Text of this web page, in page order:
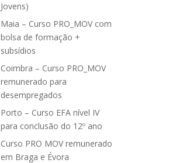
Jovens)
Maia – Curso PRO_MOV com
bolsa de formação +
subsídios
Coimbra – Curso PRO_MOV
remunerado para
desempregados
Porto – Curso EFA nível IV
para conclusão do 12º ano
Curso PRO MOV remunerado
em Braga e Évora